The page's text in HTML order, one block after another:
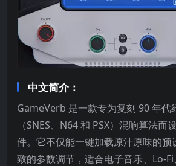
中文简介：
GameVerb 是一款专为复刻 90 年代
（SNES、N64 和 PSX）混响算法而
件。它不仅能一键加载原汁原味的预
致的参数调节，适合电子音乐、Lo-